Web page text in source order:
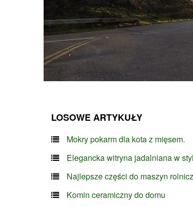
LOSOWE ARTYKUŁY
Mokry pokarm dla kota z mięsem.
Elegancka witryna jadalniana w
Najlepsze części do maszyn
Komin ceramiczny do domu